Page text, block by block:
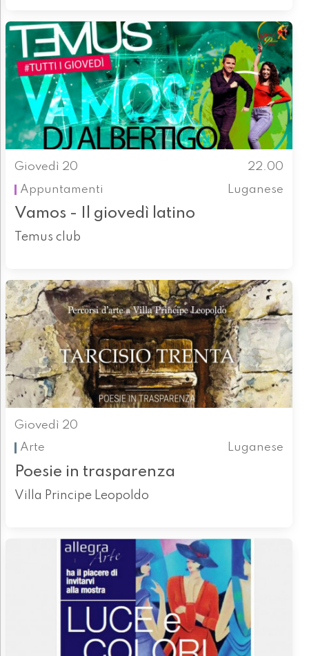
Giovedì 20
22.00
Appuntamenti
Luganese
Vamos - Il giovedì latino
Temus club
Giovedì 20
Arte
Luganese
Poesie in trasparenza
Villa Principe Leopoldo